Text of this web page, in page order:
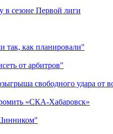
в сезоне Первой лиги
так, как планировали"
от арбитров"
свободного удара от
«СКА-Хабаровск»